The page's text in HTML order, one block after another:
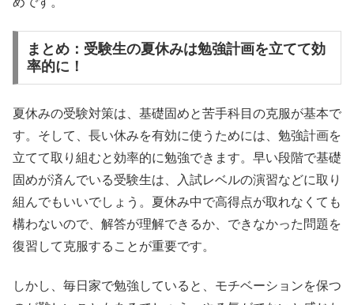
まとめ：受験生の夏休みは勉強計画を立てて効
率的に！
夏休みの受験対策は、基礎固めと苦手科目の克服が基本で
す。そして、長い休みを有効に使うためには、勉強計画を
立てて取り組むと効率的に勉強できます。早い段階で基礎
固めが済んでいる受験生は、入試レベルの演習などに取り
組んでもいいでしょう。夏休み中で高得点が取れなくても
構わないので、解答が理解できるか、できなかった問題を
復習して克服することが重要です。
しかし、毎日家で勉強していると、モチベーションを保つ